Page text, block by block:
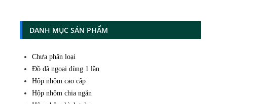
DANH MỤC SẢN PHẨM
Chưa phân loại
Đồ dã ngoại dùng 1 lần
Hộp nhôm cao cấp
Hộp nhôm chia ngăn